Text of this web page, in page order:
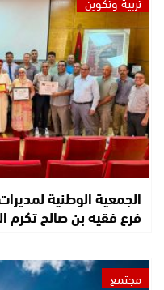
الجمعية الوطنية
فرع فقيه بن صالح تكرم
مجتمع